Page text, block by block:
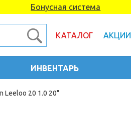
Бонусная система
КАТАЛОГ АКЦИИ
ИНВЕНТАРЬ
Leeloo 20 1.0 20"